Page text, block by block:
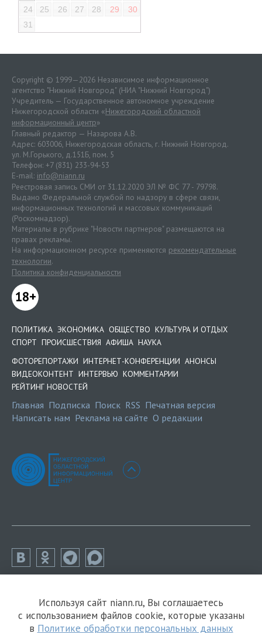
24
25 26 27 28 29
30
31
Copyright © 1999—2026 Независимое информационное
агентство "Нижний Новгород" (НИА "Нижний Новгород")
Учредитель — Государственное автономное учреждение
Нижегородской области «Нижегородский областной
информационный центр»
Главный редактор — Назарова А.В.
Адрес: 603006, Нижегородская область, г. Нижний Новгород.
ул. М.Горького, д.151Б, пом. 5
Телефон: +7 (831) 233-94-53
E-mail: info@niann.ru
Реестровая запись СМИ от 31.12.2020 ЭЛ № ФС 77 - 79798.
Выдано Федеральной службой по надзору в сфере связи,
информационных технологий и массовых коммуникаций
(Роскомнадзор).
Материалы в рубрике "Новости партнеров" размещаются на
правах рекламы.
На информационном ресурсе применяются рекомендательные
технологии.
Политика конфиденциальности
18+
ПОЛИТИКА ЭКОНОМИКА ОБЩЕСТВО КУЛЬТУРА И ОТДЫХ
СПОРТ ПРОИСШЕСТВИЯ АФИША НАУКА
ФОТОРЕПОРТАЖИ ИНТЕРНЕТ-КОНФЕРЕНЦИИ АНОНСЫ
ВИДЕОКОНТЕНТ ИНТЕРВЬЮ КОММЕНТАРИИ
РЕЙТИНГ НОВОСТЕЙ
Главная Подписка Поиск RSS Печатная версия
Написать нам Реклама на сайте О редакции
Используя сайт niann.ru, Вы соглашаетесь
с использованием файлов cookie, которые указаны
в Политике обработки персональных данных